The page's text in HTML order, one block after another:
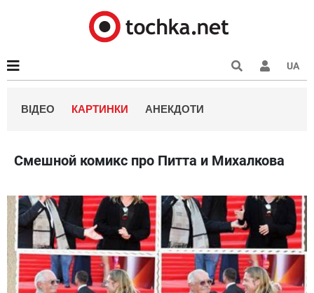
UA
ВІДЕО КАРТИНКИ АНЕКДОТИ
Смешной комикс про Питта и Михалкова